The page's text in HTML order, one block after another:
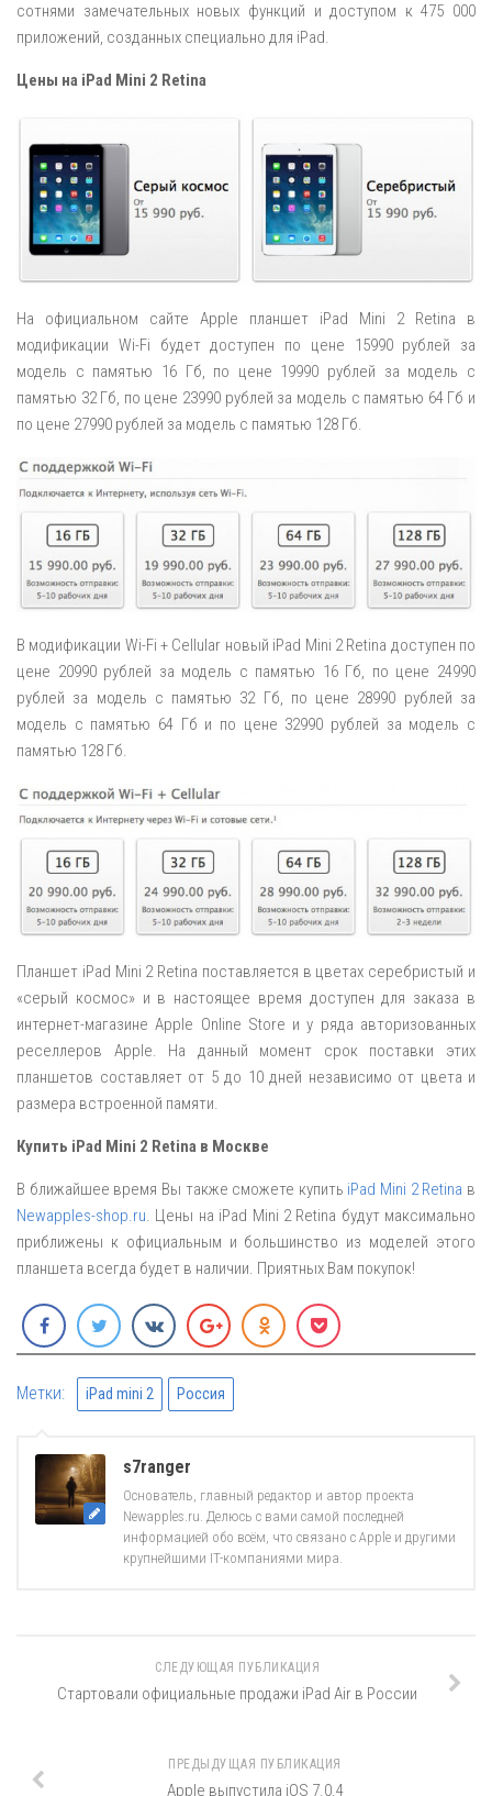
сотнями замечательных новых функций и доступом к 475 000
приложений, созданных специально для iPad.
Цены на iPad Mini 2 Retina
На официальном сайте Apple планшет iPad Mini 2 Retina в
модификации Wi-Fi будет доступен по цене 15990 рублей за
модель с памятью 16 Гб, по цене 19990 рублей за модель с
памятью 32 Гб, по цене 23990 рублей за модель с памятью 64 Гб и
по цене 27990 рублей за модель с памятью 128 Гб.
В модификации Wi-Fi + Cellular новый iPad Mini 2 Retina доступен по
цене 20990 рублей за модель с памятью 16 Гб, по цене 24990
рублей за модель с памятью 32 Гб, по цене 28990 рублей за
модель с памятью 64 Гб и по цене 32990 рублей за модель с
памятью 128 Гб.
Планшет iPad Mini 2 Retina поставляется в цветах серебристый и
«серый космос» и в настоящее время доступен для заказа в
интернет-магазине Apple Online Store и у ряда авторизованных
реселлеров Apple. На данный момент срок поставки этих
планшетов составляет от 5 до 10 дней независимо от цвета и
размера встроенной памяти.
Купить iPad Mini 2 Retina в Москве
В ближайшее время Вы также сможете купить iPad Mini 2 Retina в
Newapples-shop.ru. Цены на iPad Mini 2 Retina будут максимально
приближены к официальным и большинство из моделей этого
планшета всегда будет в наличии. Приятных Вам покупок!
Метки: iPad mini 2 Россия
s7ranger
Основатель, главный редактор и автор проекта
Newapples.ru. Делюсь с вами самой последней
информацией обо всём, что связано с Apple и другими
крупнейшими IT-компаниями мира.
СЛЕДУЮЩАЯ ПУБЛИКАЦИЯ
Стартовали официальные продажи iPad Air в России
ПРЕДЫДУЩАЯ ПУБЛИКАЦИЯ
Apple выпустила iOS 7.0.4